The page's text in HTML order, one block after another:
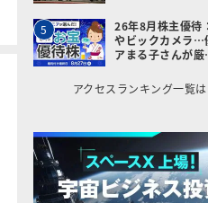
5
26年8月株主優待
やビックカメラ…
アまる子さんが
アクセスランキング一覧